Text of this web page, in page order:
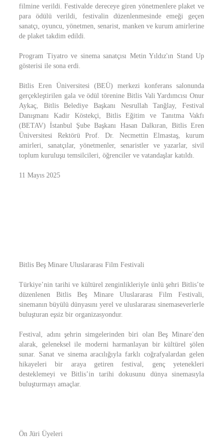
filmine verildi. Festivalde dereceye giren yönetmenlere plaket ve
para ödülü verildi, festivalin düzenlenmesinde emeği geçen
sanatçı, oyuncu, yönetmen, senarist, manken ve kurum amirlerine
de plaket takdim edildi.
Program Tiyatro ve sinema sanatçısı Metin Yıldız'ın Stand Up
gösterisi ile sona erdi.
Bitlis Eren Üniversitesi (BEÜ) merkezi konferans salonunda
gerçekleştirilen gala ve ödül törenine Bitlis Vali Yardımcısı Onur
Aykaç, Bitlis Belediye Başkanı Nesrullah Tanğlay, Festival
Danışmanı Kadir Köstekçi, Bitlis Eğitim ve Tanıtma Vakfı
(BETAV) İstanbul Şube Başkanı Hasan Dalkıran, Bitlis Eren
Üniversitesi Rektörü Prof. Dr. Necmettin Elmastaş, kurum
amirleri, sanatçılar, yönetmenler, senaristler ve yazarlar, sivil
toplum kuruluşu temsilcileri, öğrenciler ve vatandaşlar katıldı.
11 Mayıs 2025
Bitlis Beş Minare Uluslararası Film Festivali
Türkiye’nin tarihi ve kültürel zenginlikleriyle ünlü şehri Bitlis’te
düzenlenen Bitlis Beş Minare Uluslararası Film Festivali,
sinemanın büyülü dünyasını yerel ve uluslararası sinemaseverlerle
buluşturan eşsiz bir organizasyondur.
Festival, adını şehrin simgelerinden biri olan Beş Minare’den
alarak, geleneksel ile moderni harmanlayan bir kültürel şölen
sunar. Sanat ve sinema aracılığıyla farklı coğrafyalardan gelen
hikayeleri bir araya getiren festival, genç yetenekleri
desteklemeyi ve Bitlis’in tarihi dokusunu dünya sinemasıyla
buluşturmayı amaçlar.
Ön Jüri Üyeleri